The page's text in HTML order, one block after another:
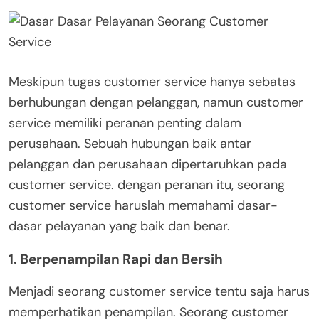
Meskipun tugas customer service hanya sebatas
berhubungan dengan pelanggan, namun customer
service memiliki peranan penting dalam
perusahaan. Sebuah hubungan baik antar
pelanggan dan perusahaan dipertaruhkan pada
customer service. dengan peranan itu, seorang
customer service haruslah memahami dasar-
dasar pelayanan yang baik dan benar.
1. Berpenampilan Rapi dan Bersih
Menjadi seorang customer service tentu saja harus
memperhatikan penampilan. Seorang customer